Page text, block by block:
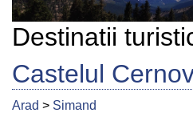
Destinatii
Castelul
Arad > Simand